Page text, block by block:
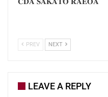
PREV NEXT
LEAVE A REPLY